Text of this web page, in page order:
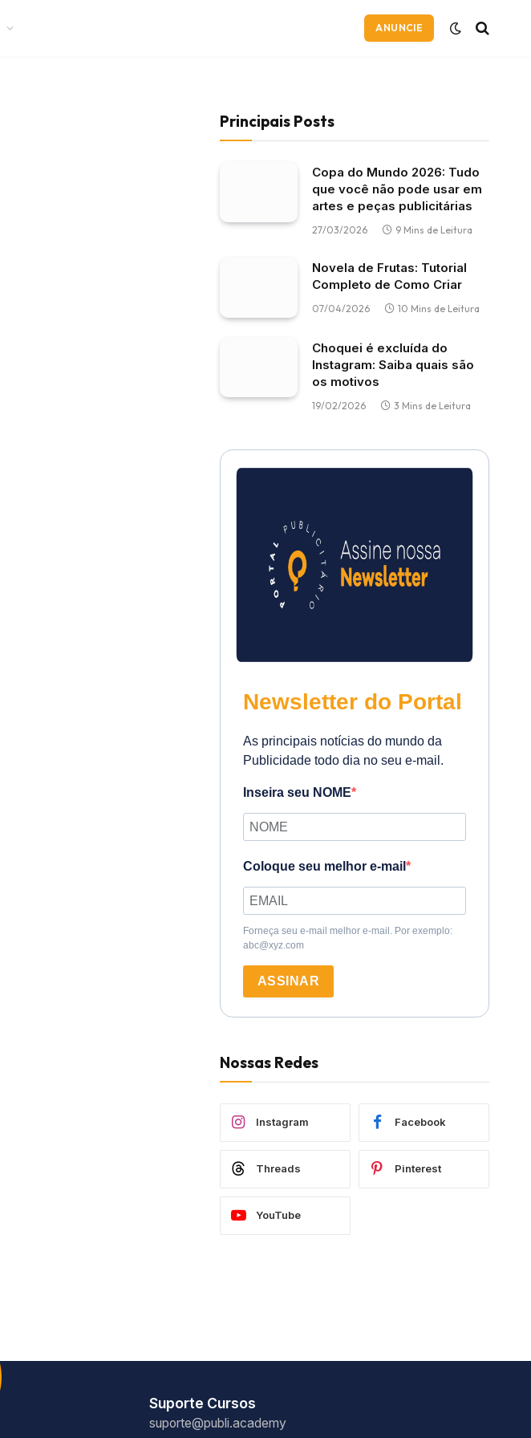
ANUNCIE
Principais Posts
Copa do Mundo 2026: Tudo
que você não pode usar em
artes e peças publicitárias
27/03/2026 9 Mins de Leitura
Novela de Frutas: Tutorial
Completo de Como Criar
07/04/2026 10 Mins de Leitura
Choquei é excluída do
Instagram: Saiba quais são
os motivos
19/02/2026 3 Mins de Leitura
Newsletter do Portal
As principais notícias do mundo da
Publicidade todo dia no seu e-mail.
Inseira seu NOME
Coloque seu melhor e-mail
Forneça seu e-mail melhor e-mail. Por exemplo:
abc@xyz.com
ASSINAR
Nossas Redes
Instagram Facebook
Threads Pinterest
YouTube
Suporte Cursos
suporte@publi.academy